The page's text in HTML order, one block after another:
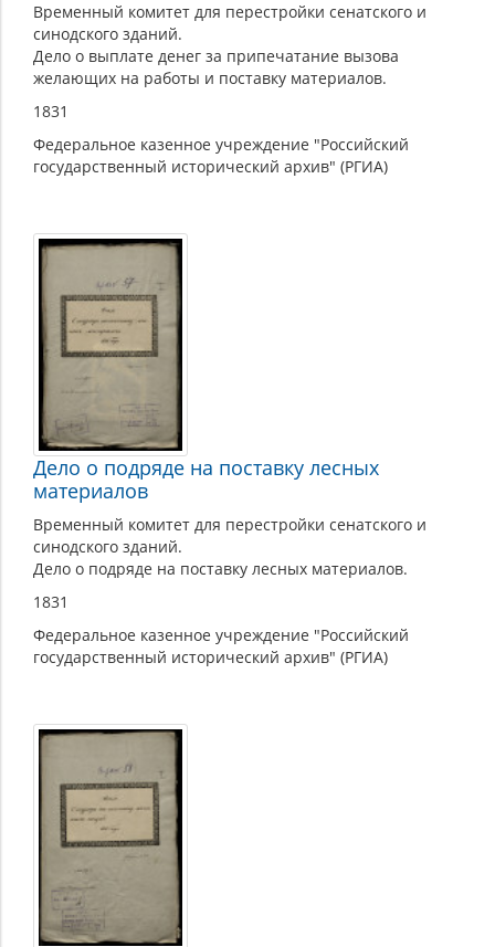
Временный комитет для перестройки сенатского и
синодского зданий.
Дело о выплате денег за припечатание вызова
желающих на работы и поставку материалов.
1831
Федеральное казенное учреждение "Российский
государственный исторический архив" (РГИА)
Дело о подряде на поставку лесных
материалов
Временный комитет для перестройки сенатского и
синодского зданий.
Дело о подряде на поставку лесных материалов.
1831
Федеральное казенное учреждение "Российский
государственный исторический архив" (РГИА)